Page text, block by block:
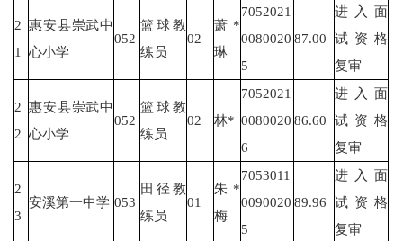
2
1
惠安县崇武中
心小学
052
篮球教
练员
02
萧*
琳
7052021
0080020
5
87.00
进入面
试资格
复审
2
2
惠安县崇武中
心小学
052
篮球教
练员
02 林*
7052021
0080020
6
86.60
进入面
试资格
复审
2
3
安溪第一中学 053
田径教
练员
01
朱*
梅
7053011
0090020
5
89.96
进入面
试资格
复审